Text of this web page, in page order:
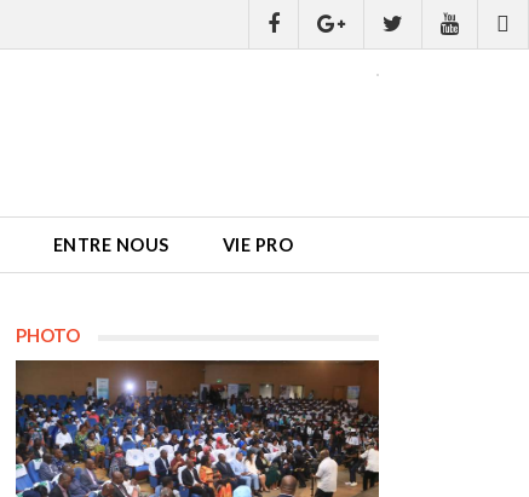
ENTRE NOUS VIE PRO
PHOTO